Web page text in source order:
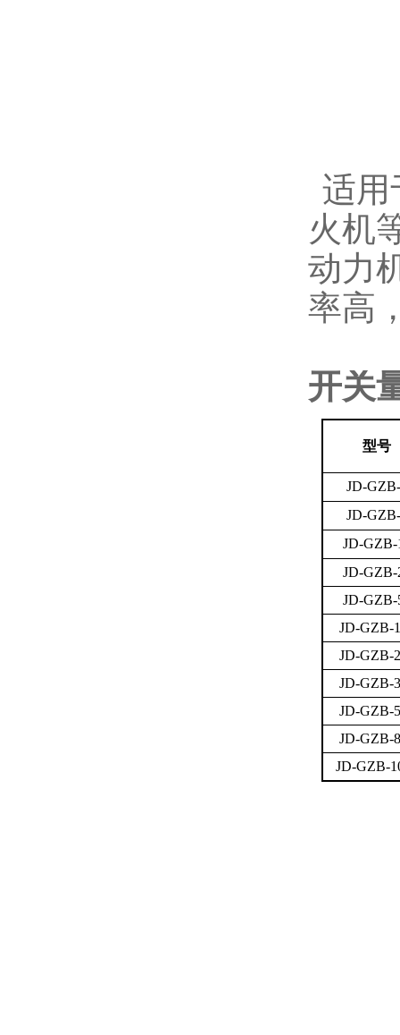
适用
火机
动力
率高
开关
型号
JD-
JD-
JD-GZB-
JD-GZB-
JD-GZB-
JD-GZB-
JD-GZB-
JD-GZB-
JD-GZB-
JD-GZB-
JD-GZB-